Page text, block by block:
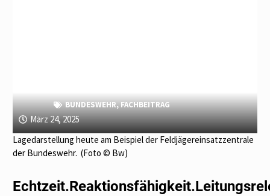
BUNDESWEHR,FACHBEITRAG
März 24, 2025
Lagedarstellung heute am Beispiel der Feldjägereinsatzzentrale
der Bundeswehr. (Foto © Bw)